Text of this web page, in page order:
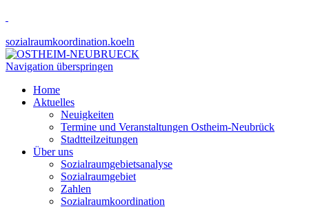
sozialraumkoordination.koeln
Navigation überspringen
Home
Aktuelles
Neuigkeiten
Termine und Veranstaltungen Ostheim-Neubrück
Stadtteilzeitungen
Über uns
Sozialraumgebietsanalyse
Sozialraumgebiet
Zahlen
Sozialraumkoordination